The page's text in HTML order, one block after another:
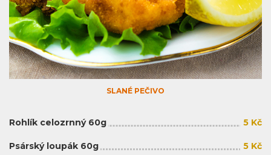
SLANÉ PEČIVO
Rohlík celozrnný 60g 5 Kč
Psárský loupák 60g 5 Kč